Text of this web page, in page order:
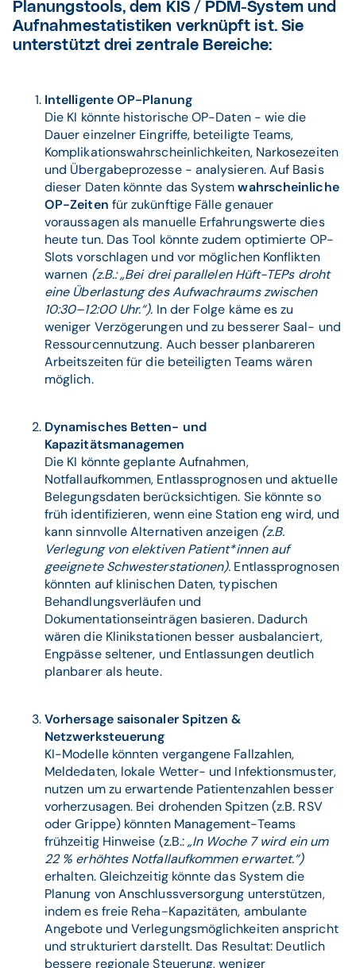
Planungstools, dem KIS / PDM-System und
Aufnahmestatistiken verknüpft ist. Sie
unterstützt drei zentrale Bereiche:
Intelligente OP-Planung
Die KI könnte historische OP-Daten - wie die
Dauer einzelner Eingriffe, beteiligte Teams,
Komplikationswahrscheinlichkeiten, Narkosezeiten
und Übergabeprozesse - analysieren. Auf Basis
dieser Daten könnte das Systemwahrscheinliche
OP-Zeiten für zukünftige Fälle genauer
voraussagen als manuelle Erfahrungswerte dies
heute tun. Das Tool könnte zudem optimierte OP-
Slots vorschlagen und vor möglichen Konflikten
warnen (z.B.: „Bei drei parallelen Hüft-TEPs droht
eine Überlastung des Aufwachraums zwischen
10:30–12:00 Uhr.“). In der Folge käme es zu
weniger Verzögerungen und zu besserer Saal- und
Ressourcennutzung. Auch besser planbareren
Arbeitszeiten für die beteiligten Teams wären
möglich.
Dynamisches Betten- und
Kapazitätsmanagemen
Die KI könnte geplante Aufnahmen,
Notfallaufkommen, Entlassprognosen und aktuelle
Belegungsdaten berücksichtigen. Sie könnte so
früh identifizieren, wenn eine Station eng wird, und
kann sinnvolle Alternativen anzeigen (z.B.
Verlegung von elektiven Patient*innen auf
geeignete Schwesterstationen). Entlassprognosen
könnten auf klinischen Daten, typischen
Behandlungsverläufen und
Dokumentationseinträgen basieren. Dadurch
wären die Klinikstationen besser ausbalanciert,
Engpässe seltener, und Entlassungen deutlich
planbarer als heute.
Vorhersage saisonaler Spitzen &
Netzwerksteuerung
KI-Modelle könnten vergangene Fallzahlen,
Meldedaten, lokale Wetter- und Infektionsmuster,
nutzen um zu erwartende Patientenzahlen besser
vorherzusagen. Bei drohenden Spitzen (z.B. RSV
oder Grippe) könnten Management-Teams
frühzeitig Hinweise (z.B.:„In Woche 7 wird ein um
22 % erhöhtes Notfallaufkommen erwartet.“)
erhalten. Gleichzeitig könnte das System die
Planung von Anschlussversorgung unterstützen,
indem es freie Reha-Kapazitäten, ambulante
Angebote und Verlegungsmöglichkeiten anspricht
und strukturiert darstellt. Das Resultat: Deutlich
bessere regionale Steuerung, weniger